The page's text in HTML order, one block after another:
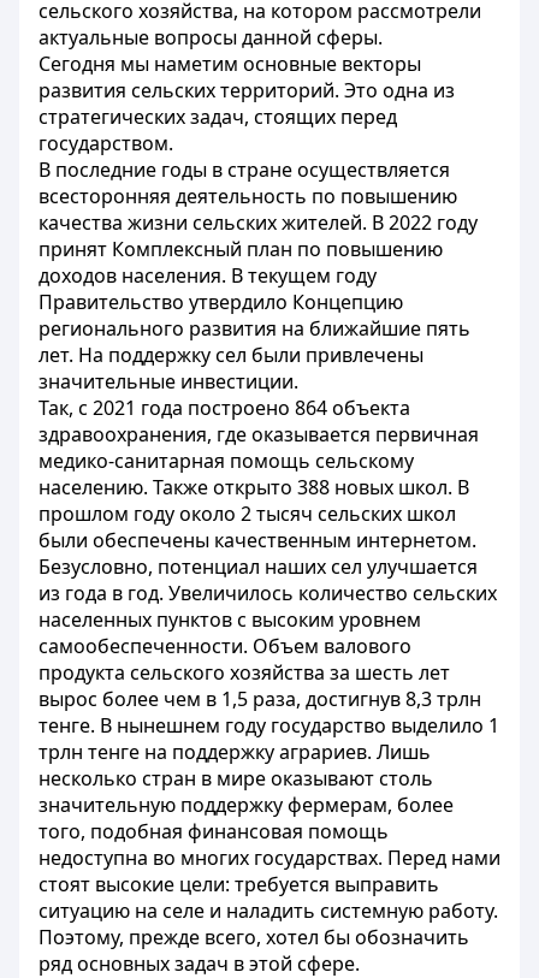
сельского хозяйства, на котором рассмотрели
актуальные вопросы данной сферы.
Сегодня мы наметим основные векторы
развития сельских территорий. Это одна из
стратегических задач, стоящих перед
государством.
В последние годы в стране осуществляется
всесторонняя деятельность по повышению
качества жизни сельских жителей. В 2022 году
принят Комплексный план по повышению
доходов населения. В текущем году
Правительство утвердило Концепцию
регионального развития на ближайшие пять
лет. На поддержку сел были привлечены
значительные инвестиции.
Так, с 2021 года построено 864 объекта
здравоохранения, где оказывается первичная
медико-санитарная помощь сельскому
населению. Также открыто 388 новых школ. В
прошлом году около 2 тысяч сельских школ
были обеспечены качественным интернетом.
Безусловно, потенциал наших сел улучшается
из года в год. Увеличилось количество сельских
населенных пунктов с высоким уровнем
самообеспеченности. Объем валового
продукта сельского хозяйства за шесть лет
вырос более чем в 1,5 раза, достигнув 8,3 трлн
тенге. В нынешнем году государство выделило 1
трлн тенге на поддержку аграриев. Лишь
несколько стран в мире оказывают столь
значительную поддержку фермерам, более
того, подобная финансовая помощь
недоступна во многих государствах. Перед нами
стоят высокие цели: требуется выправить
ситуацию на селе и наладить системную работу.
Поэтому, прежде всего, хотел бы обозначить
ряд основных задач в этой сфере.